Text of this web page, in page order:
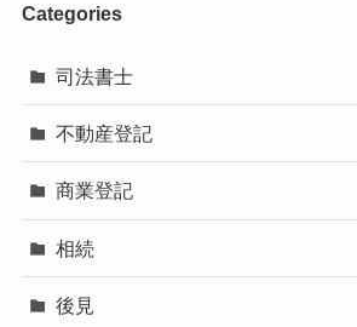
Categories
司法書士
不動産登記
商業登記
相続
後見